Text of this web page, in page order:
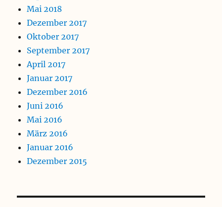
Mai 2018
Dezember 2017
Oktober 2017
September 2017
April 2017
Januar 2017
Dezember 2016
Juni 2016
Mai 2016
März 2016
Januar 2016
Dezember 2015